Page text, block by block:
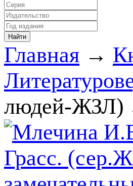
Главная →
людей-ЖЗЛ)